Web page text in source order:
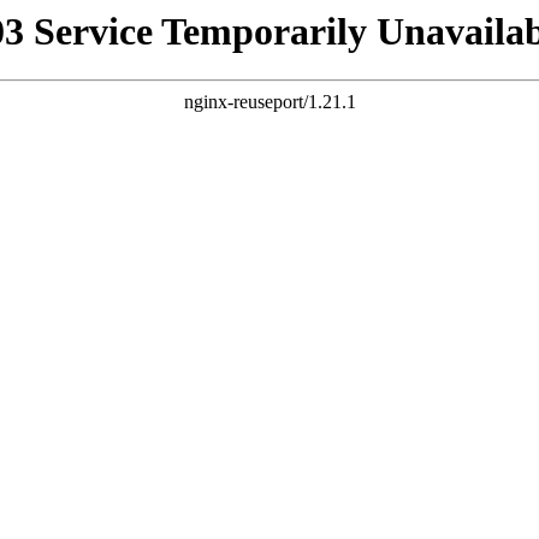
Service Temporarily
nginx-reuseport/1.21.1